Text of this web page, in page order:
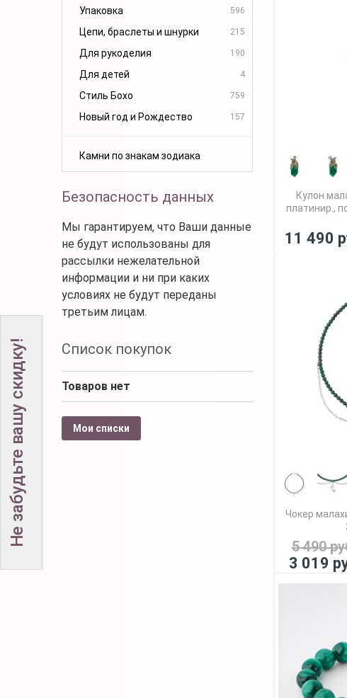
Упаковка 596
Цепи, браслеты и шнурки 215
Для рукоделия 190
Для детей 4
Стиль Бохо 759
Новый год и Рождество 157
Камни по знакам зодиака
Безопасность данных
Мы гарантируем, что Ваши данные
не будут использованы для
рассылки нежелательной
информации и ни при каких
условиях не будут переданы
третьим лицам.
Список покупок
Товаров нет
Мои списки
Кулон
платинир.,
11 490
Чокер
5 490
3 019
Не забудьте вашу скидку!